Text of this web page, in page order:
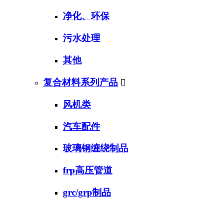
净化、环保
污水处理
其他
复合材料系列产品 
风机类
汽车配件
玻璃钢缠绕制品
frp高压管道
grc/grp制品